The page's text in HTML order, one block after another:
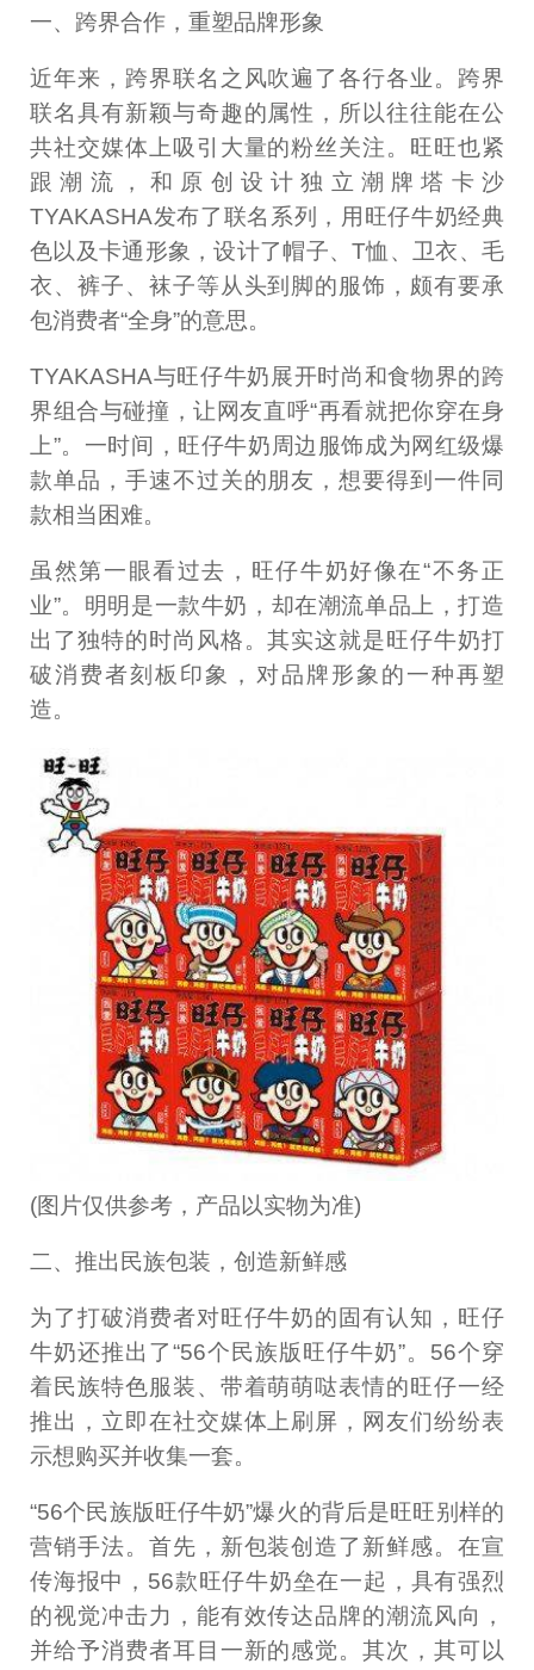
一、跨界合作，重塑品牌形象
近年来，跨界联名之风吹遍了各行各业。跨界
联名具有新颖与奇趣的属性，所以往往能在公
共社交媒体上吸引大量的粉丝关注。旺旺也紧
跟潮流，和原创设计独立潮牌塔卡沙
TYAKASHA发布了联名系列，用旺仔牛奶经典
色以及卡通形象，设计了帽子、T恤、卫衣、毛
衣、裤子、袜子等从头到脚的服饰，颇有要承
包消费者“全身”的意思。
TYAKASHA与旺仔牛奶展开时尚和食物界的跨
界组合与碰撞，让网友直呼“再看就把你穿在身
上”。一时间，旺仔牛奶周边服饰成为网红级爆
款单品，手速不过关的朋友，想要得到一件同
款相当困难。
虽然第一眼看过去，旺仔牛奶好像在“不务正
业”。明明是一款牛奶，却在潮流单品上，打造
出了独特的时尚风格。其实这就是旺仔牛奶打
破消费者刻板印象，对品牌形象的一种再塑
造。
(图片仅供参考，产品以实物为准)
二、推出民族包装，创造新鲜感
为了打破消费者对旺仔牛奶的固有认知，旺仔
牛奶还推出了“56个民族版旺仔牛奶”。56个穿
着民族特色服装、带着萌萌哒表情的旺仔一经
推出，立即在社交媒体上刷屏，网友们纷纷表
示想购买并收集一套。
“56个民族版旺仔牛奶”爆火的背后是旺旺别样的
营销手法。首先，新包装创造了新鲜感。在宣
传海报中，56款旺仔牛奶垒在一起，具有强烈
的视觉冲击力，能有效传达品牌的潮流风向，
并给予消费者耳目一新的感觉。其次，其可以